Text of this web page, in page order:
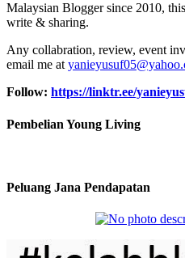
Malaysian Blogger since 2010,
write & sharing.
Any collabration, review, event
email me at
Follow: https://linktr.ee/
Pembelian Young Living
Peluang Jana Pendapatan